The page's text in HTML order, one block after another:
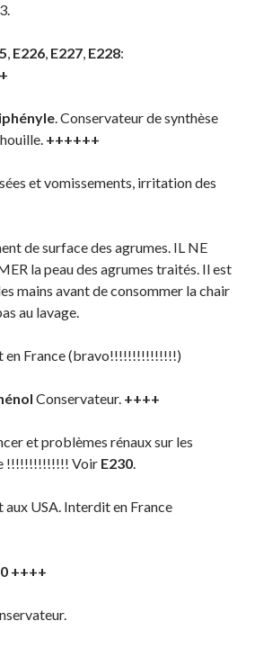
, E226, E227, E228:
. Conservateur de synthèse
++++++
et vomissements, irritation des
de surface des agrumes. IL NE
la peau des agrumes traités. Il est
mains avant de consommer la chair
au lavage.
en France (bravo!!!!!!!!!!!!!!!)
Conservateur. ++++
et problèmes rénaux sur les
!!!!!!!!!!!!!! Voir E230.
aux USA. Interdit en France
++++